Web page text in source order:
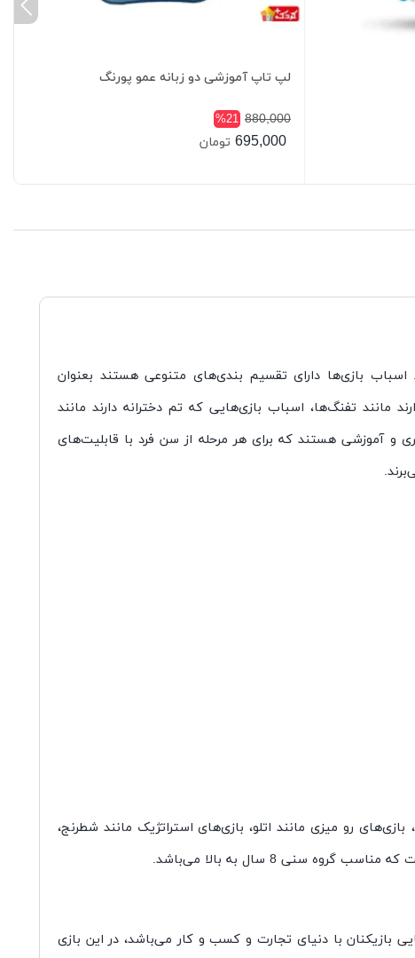
لپ تاپ آموزشی دو زبانه عمو پورنگ
880,000
%21
695,000 تومان
بازیها دارای تقسیم بندیهای متنوعی هستند بعنوان
مانند تفنگها، اسباب بازیهایی که تم دخترانه دارند مانند
و آموزشی هستند که برای هر مرحله از سن فرد با قابلیتهای
برند.
رو میزی مانند اتلو، بازیهای استراتژیک مانند شطرنج،
گروه سنی 8 سال به بالا می‌باشد.
بازیکنان با دنیای تجارت و کسب و کار می‌باشد، در این بازی